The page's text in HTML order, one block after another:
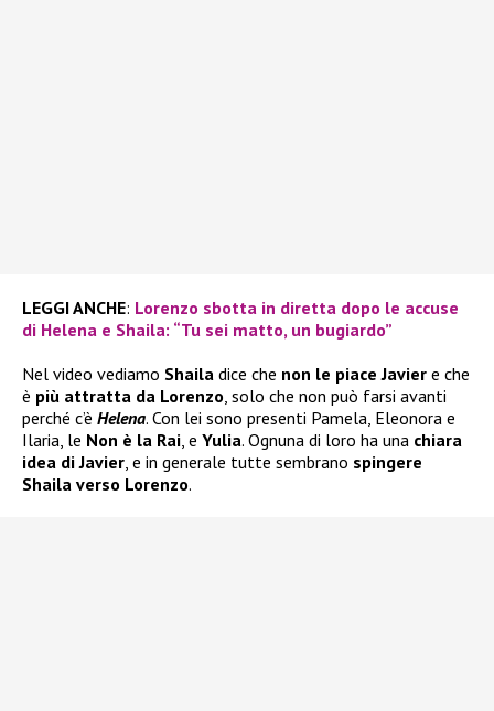
LEGGI ANCHE: Lorenzo sbotta in diretta dopo le accuse
di Helena e Shaila: “Tu sei matto, un bugiardo”
Nel video vediamo Shaila dice che non le piace Javier e che
è più attratta da Lorenzo, solo che non può farsi avanti
perché c’è Helena. Con lei sono presenti Pamela, Eleonora e
Ilaria, le Non è la Rai, e Yulia. Ognuna di loro ha una chiara
idea di Javier, e in generale tutte sembrano spingere
Shaila verso Lorenzo.